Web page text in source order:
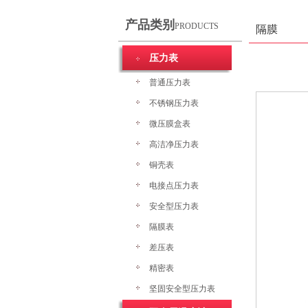
产品类别 PRODUCTS
压力表
普通压力表
不锈钢压力表
微压膜盒表
高洁净压力表
铜壳表
电接点压力表
安全型压力表
隔膜表
差压表
精密表
坚固安全型压力表
隔膜